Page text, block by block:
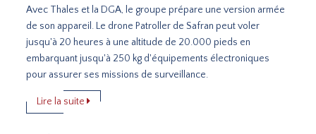
Avec Thales et la DGA, le groupe prépare une version armée
de son appareil. Le drone Patroller de Safran peut voler
jusqu'à 20 heures à une altitude de 20.000 pieds en
embarquant jusqu'à 250 kg d'équipements électroniques
pour assurer ses missions de surveillance.
Lire la suite